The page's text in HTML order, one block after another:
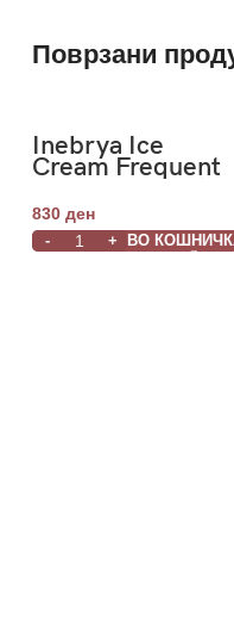
Поврзани
Inebrya Ice
Cream Frequent
Shampoo Menta
1000ml
830 ден
ВО